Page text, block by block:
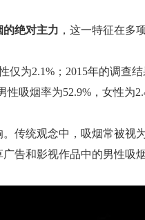
的绝对主力 ，这一特征在多
仅为2.1%；2015年的调查
吸烟率为52.9%，女性为
传统观念中，吸烟常被视
告和影视作品中的男性吸